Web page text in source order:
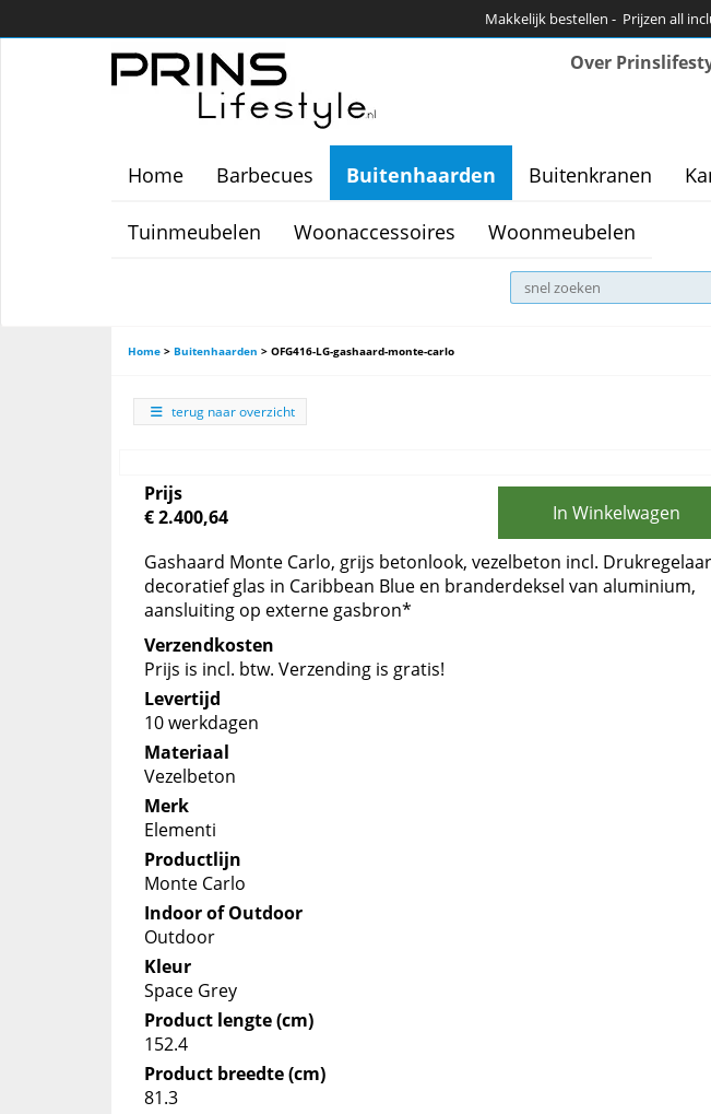
Makkelijk bestellen - Prijzen all
Over
Home Barbecues Buitenhaarden Buitenkranen
Tuinmeubelen Woonaccessoires Woonmeubelen
Home > Buitenhaarden > OFG416-LG-gashaard-monte-carlo
terug naar overzicht
Prijs
€ 2.400,64
In Winkelwagen
Gashaard Monte Carlo, grijs betonlook, vezelbeton incl.
decoratief glas in Caribbean Blue en branderdeksel van aluminium,
aansluiting op externe gasbron*
Verzendkosten
Prijs is incl. btw. Verzending is gratis!
Levertijd
10 werkdagen
Materiaal
Vezelbeton
Merk
Elementi
Productlijn
Monte Carlo
Indoor of Outdoor
Outdoor
Kleur
Space Grey
Product lengte (cm)
152.4
Product breedte (cm)
81.3